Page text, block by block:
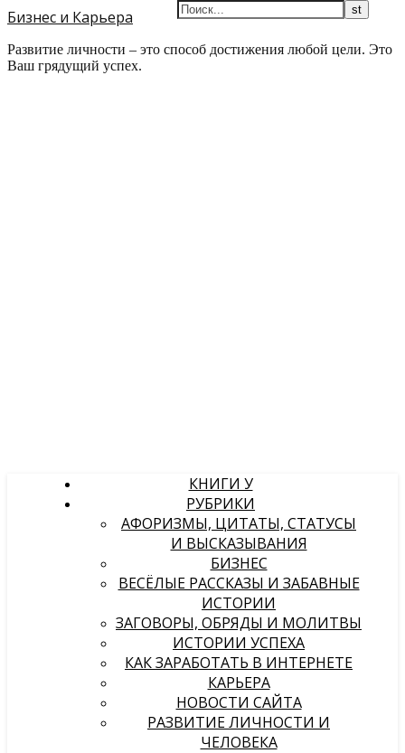
Бизнес и Карьера
Развитие личности – это способ достижения любой цели. Это
Ваш грядущий успех.
КНИГИ У
РУБРИКИ
АФОРИЗМЫ, ЦИТАТЫ, СТАТУСЫ
И ВЫСКАЗЫВАНИЯ
БИЗНЕС
ВЕСЁЛЫЕ РАССКАЗЫ И ЗАБАВНЫЕ
ИСТОРИИ
ЗАГОВОРЫ, ОБРЯДЫ И МОЛИТВЫ
ИСТОРИИ УСПЕХА
КАК ЗАРАБОТАТЬ В ИНТЕРНЕТЕ
КАРЬЕРА
НОВОСТИ САЙТА
РАЗВИТИЕ ЛИЧНОСТИ И
ЧЕЛОВЕКА